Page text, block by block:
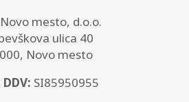
Novo mesto, d.o.o.
ulica 40
Novo mesto
SI85950955